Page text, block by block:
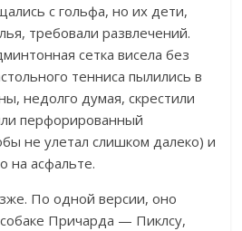
с гольфа, но их дети,
требовали развлечений.
сетка висела без
тенниса пылились в
недолго думая, скрестили
перфорированный
не улетал слишком далеко) и
на асфальте.
По одной версии, оно
Причарда — Пиклсу,